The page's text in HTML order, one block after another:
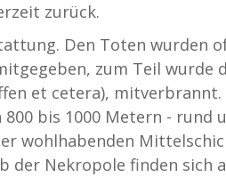
zurück.
Den Toten wurden
zum Teil wurde
et cetera),
bis 1000 Metern - rund
wohlhabenden
der Nekropole finden sich